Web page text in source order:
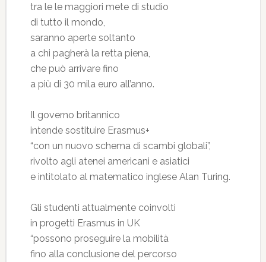
tra le le maggiori mete di studio
di tutto il mondo,
saranno aperte soltanto
a chi pagherà la retta piena,
che può arrivare fino
a più di 30 mila euro all’anno.
Il governo britannico
intende sostituire Erasmus+
“con un nuovo schema di scambi globali”,
rivolto agli atenei americani e asiatici
e intitolato al matematico inglese Alan Turing.
Gli studenti attualmente coinvolti
in progetti Erasmus in UK
“possono proseguire la mobilità
fino alla conclusione del percorso